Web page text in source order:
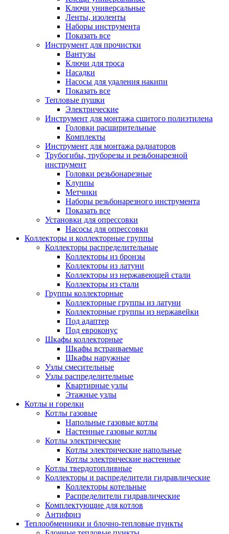
Ключи универсальные
Ленты, изоленты
Наборы инструмента
Показать все
Инструмент для прочистки
Вантузы
Ключи для троса
Насадки
Насосы для удаления накипи
Показать все
Тепловые пушки
Электрические
Инструмент для монтажа сшитого полиэтилена
Головки расширительные
Комплекты
Инструмент для монтажа радиаторов
Трубогибы, труборезы и резьбонарезной
инструмент
Головки резьбонарезные
Клуппы
Метчики
Наборы резьбонарезного инструмента
Показать все
Установки для опрессовки
Насосы для опрессовки
Коллекторы и коллекторные группы
Коллекторы распределительные
Коллекторы из бронзы
Коллекторы из латуни
Коллекторы из нержавеющей стали
Коллекторы из стали
Группы коллекторные
Коллекторные группы из латуни
Коллекторные группы из нержавейки
Под адаптер
Под евроконус
Шкафы коллекторные
Шкафы встраиваемые
Шкафы наружные
Узлы смесительные
Узлы распределительные
Квартирные узлы
Этажные узлы
Котлы и горелки
Котлы газовые
Напольные газовые котлы
Настенные газовые котлы
Котлы электрические
Котлы электрические напольные
Котлы электрические настенные
Котлы твердотопливные
Коллекторы и распределители гидравлические
Коллекторы котельные
Распределители гидравлические
Комплектующие для котлов
Антифриз
Теплообменники и блочно-тепловые пункты